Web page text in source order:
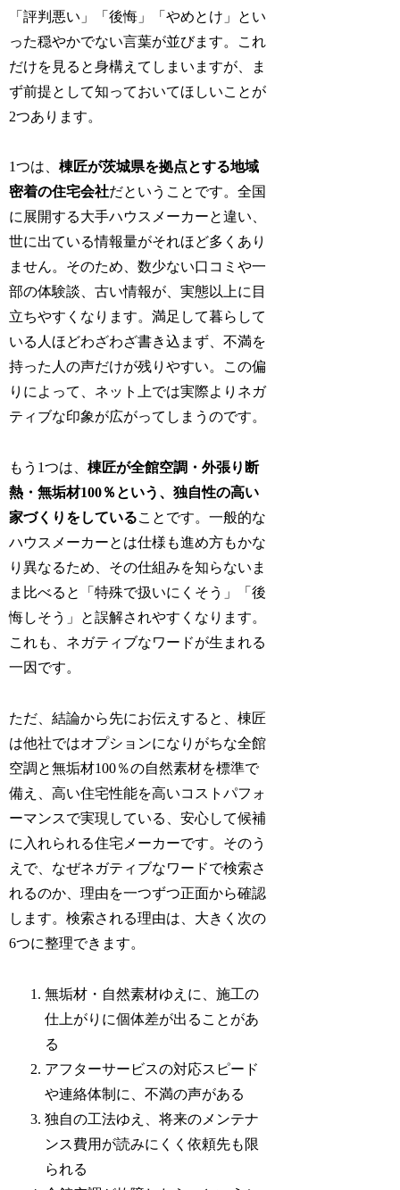
「評判悪い」「後悔」「やめとけ」とい
った穏やかでない言葉が並びます。これ
だけを見ると身構えてしまいますが、ま
ず前提として知っておいてほしいことが
2つあります。
1つは、棟匠が茨城県を拠点とする地域
密着の住宅会社だということです。全国
に展開する大手ハウスメーカーと違い、
世に出ている情報量がそれほど多くあり
ません。そのため、数少ない口コミや一
部の体験談、古い情報が、実態以上に目
立ちやすくなります。満足して暮らして
いる人ほどわざわざ書き込まず、不満を
持った人の声だけが残りやすい。この偏
りによって、ネット上では実際よりネガ
ティブな印象が広がってしまうのです。
もう1つは、棟匠が全館空調・外張り断
熱・無垢材100％という、独自性の高い
家づくりをしていることです。一般的な
ハウスメーカーとは仕様も進め方もかな
り異なるため、その仕組みを知らないま
ま比べると「特殊で扱いにくそう」「後
悔しそう」と誤解されやすくなります。
これも、ネガティブなワードが生まれる
一因です。
ただ、結論から先にお伝えすると、棟匠
は他社ではオプションになりがちな全館
空調と無垢材100％の自然素材を標準で
備え、高い住宅性能を高いコストパフォ
ーマンスで実現している、安心して候補
に入れられる住宅メーカーです。そのう
えで、なぜネガティブなワードで検索さ
れるのか、理由を一つずつ正面から確認
します。検索される理由は、大きく次の
6つに整理できます。
無垢材・自然素材ゆえに、施工の
仕上がりに個体差が出ることがあ
る
アフターサービスの対応スピード
や連絡体制に、不満の声がある
独自の工法ゆえ、将来のメンテナ
ンス費用が読みにくく依頼先も限
られる